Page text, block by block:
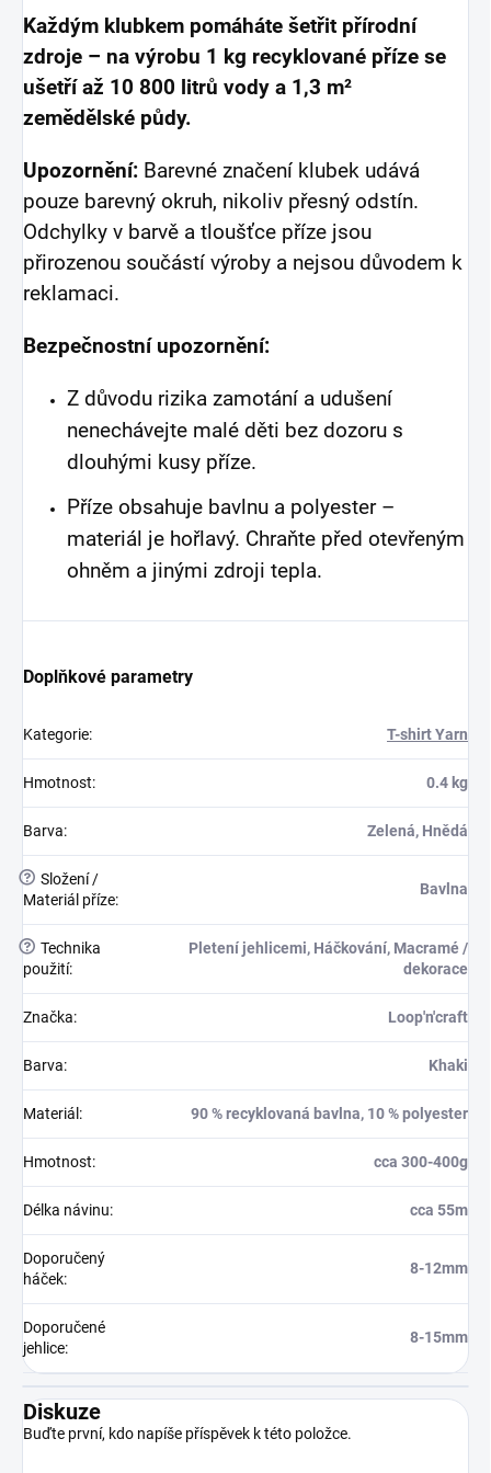
Každým klubkem pomáháte šetřit přírodní
zdroje – na výrobu 1 kg recyklované příze se
ušetří až 10 800 litrů vody a 1,3 m²
zemědělské půdy.
Upozornění: Barevné značení klubek udává
pouze barevný okruh, nikoliv přesný odstín.
Odchylky v barvě a tloušťce příze jsou
přirozenou součástí výroby a nejsou důvodem k
reklamaci.
Bezpečnostní upozornění:
Z důvodu rizika zamotání a udušení
nenechávejte malé děti bez dozoru s
dlouhými kusy příze.
Příze obsahuje bavlnu a polyester –
materiál je hořlavý. Chraňte před otevřeným
ohněm a jinými zdroji tepla.
Doplňkové parametry
Kategorie: T-shirt Yarn
Hmotnost: 0.4 kg
Barva: Zelená, Hnědá
? Složení /
Materiál příze:
Bavlna
? Technika
použití:
Pletení jehlicemi, Háčkování, Macramé /
dekorace
Značka: Loop'n'craft
Barva: Khaki
Materiál : 90 % recyklovaná bavlna, 10 % polyester
Hmotnost: cca 300-400g
Délka návinu: cca 55m
Doporučený
háček:
8-12mm
Doporučené
jehlice:
8-15mm
Diskuze
Buďte první, kdo napíše příspěvek k této položce.